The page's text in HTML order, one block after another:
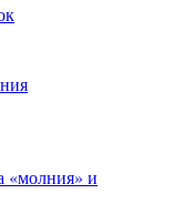
«молния» и